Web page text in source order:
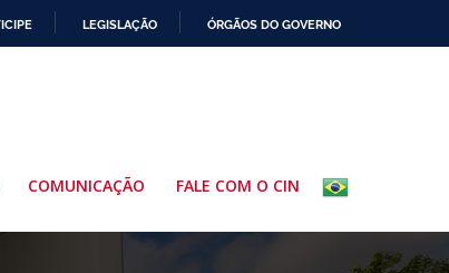
LEGISLAÇÃO ÓRGÃOS DO GOVERNO
COMUNICAÇÃO FALE COM O CIN